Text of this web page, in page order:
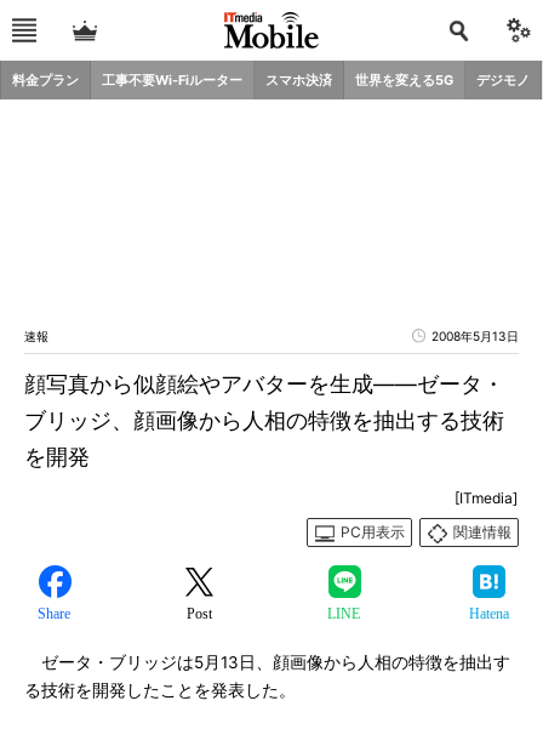
料金プラン 工事不要Wi-Fiルーター スマホ決済 世界を変える5G デジモノ
速報 2008年5月13日
顔写真から似顔絵やアバターを生成――ゼータ・
ブリッジ、顔画像から人相の特徴を抽出する技術
を開発
[ITmedia]
PC用表示
関連情報
Share Post LINE Hatena
ゼータ・ブリッジは5月13日、顔画像から人相の特徴を抽出す
る技術を開発したことを発表した。